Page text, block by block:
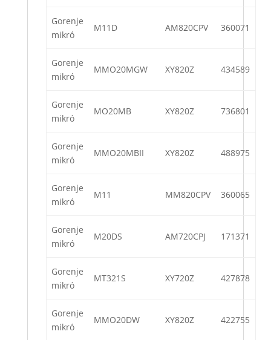
Gorenje
mikró
M11D AM820CPV 360071
Gorenje
mikró
MMO20MGW XY820Z 434589
Gorenje
mikró
MO20MB XY820Z 736801
Gorenje
mikró
MMO20MBII XY820Z 488975
Gorenje
mikró
M11 MM820CPV 360065
Gorenje
mikró
M20DS AM720CPJ 171371
Gorenje
mikró
MT321S XY720Z 427878
Gorenje
mikró
MMO20DW XY820Z 422755